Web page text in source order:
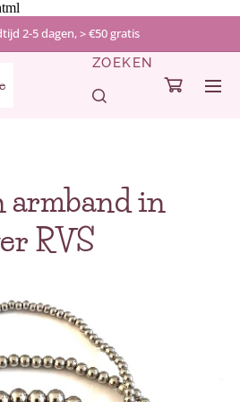
2-5 dagen, > €50 gratis
ZOEKEN
armband in
RVS